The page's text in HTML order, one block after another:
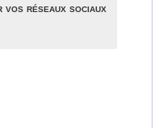
réseaux sociaux